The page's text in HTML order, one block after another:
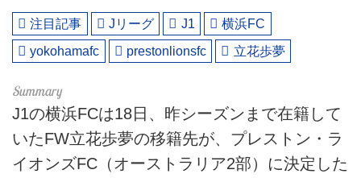
注目記事 Jリーグ J1
横浜FC
yokohamafc
prestonlionsfc 立花歩夢
J1の横浜FCは18日、昨シーズンまで在籍して
いたFW立花歩夢の移籍先が、プレストン・ラ
イオンズFC（オーストラリア2部）に決定した